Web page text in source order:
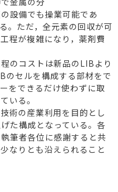
設備でも操業可能であ
。ただ，全元素の回収が可
程が複雑になり，薬剤費
のコストは新品のLIBより
のセルを構成する部材をで
をできるだけ使わずに取
いる。
術の産業利用を目的とし
た構成となっている。各
筆者各位に感謝すると共
なりとも沿えられること